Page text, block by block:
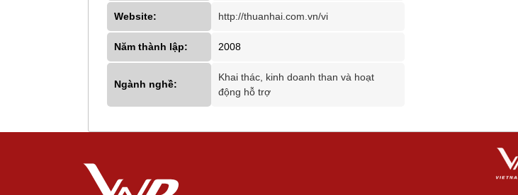
Website: http://thuanhai.com.vn/vi
Năm thành lập: 2008
Ngành nghề:
Khai thác, kinh doanh than và hoạt
động hỗ trợ